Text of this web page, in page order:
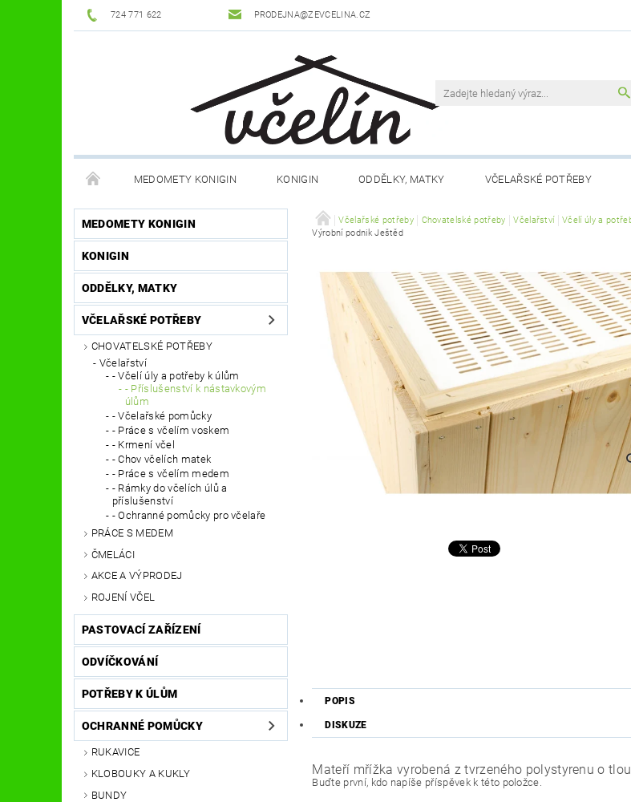
724 771 622 PRODEJNA@ZEVCELINA.CZ
MEDOMETY KONIGIN KONIGIN ODDĚLKY, MATKY VČELAŘSKÉ POTŘEBY
POTŘEBY K ÚLŮM OCHRANNÉ POMŮCKY VČELAŘSKÁ LITERATURA VČELÍ PRODUKTY
DŮM A ZAHRADA
OSTATNÍ POMŮCKY NOVINKY NAPIŠTE NÁM KONTAKTY OBCHODNÍ PODMÍNKY
MEDOMETY KONIGIN
KONIGIN
ODDĚLKY, MATKY
VČELAŘSKÉ POTŘEBY
CHOVATELSKÉ POTŘEBY
Včelařství
- Včelí úly a potřeby k úlům
- Příslušenství k nástavkovým
úlům
- Včelařské pomůcky
- Práce s včelím voskem
- Krmení včel
- Chov včelích matek
- Práce s včelím medem
- Rámky do včelích úlů a
příslušenství
- Ochranné pomůcky pro včelaře
PRÁCE S MEDEM
ČMELÁCI
AKCE A VÝPRODEJ
ROJENÍ VČEL
PASTOVACÍ ZAŘÍZENÍ
ODVÍČKOVÁNÍ
POTŘEBY K ÚLŮM
OCHRANNÉ POMŮCKY
RUKAVICE
KLOBOUKY A KUKLY
BUNDY
Včelařské potřeby Chovatelské potřeby Včelařství Včelí úly a
Výrobní podnik Ještěd
POPIS
DISKUZE
Mateří mřížka vyrobená z tvrzeného polystyrenu o
Buďte první, kdo napíše příspěvek k této položce.